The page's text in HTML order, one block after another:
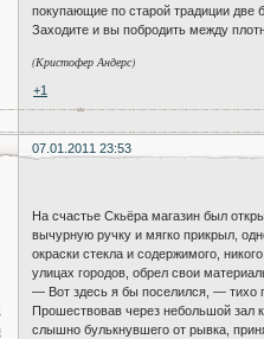
покупающие по старой традиции две
Заходите и вы побродить между
(Кристофер Андерс)
+1
07.01.2011 23:53
На счастье Скьёра магазин был
вычурную ручку и мягко прикрыл,
окраски стекла и содержимого,
улицах городов, обрел свои
— Вот здесь я бы поселился, — тихо
Прошествовав через небольшой зал
слышно булькнувшего от рывка,